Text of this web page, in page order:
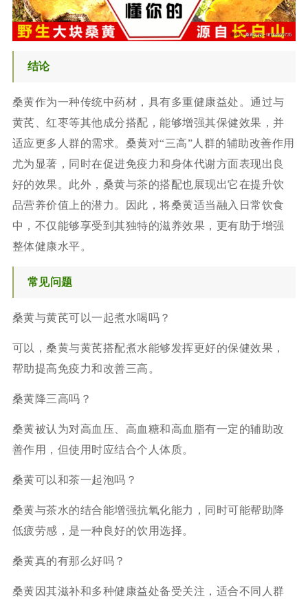
结论
桑黄作为一种传统中药材，具有多重健康益处。通过与
黄芪、红枣等其他成分搭配，能够增强其保健效果，并
适应更多人群的需求。桑黄对“三高”人群的辅助改善作用
尤为显著，同时在促进免疫力和身体代谢方面表现出良
好的效果。此外，桑黄与茶的搭配也展现出它在提升饮
品营养价值上的潜力。因此，将桑黄适当融入日常饮食
中，不仅能够享受到其独特的滋养效果，更有助于增强
整体健康水平。
常见问题
桑黄与黄芪可以一起煮水喝吗？
可以，桑黄与黄芪搭配煮水能够发挥更好的保健效果，
帮助提高免疫力和改善三高。
桑黄降三高吗？
桑黄被认为对高血压、高血糖和高血脂有一定的辅助改
善作用，但使用时应结合个人体质。
桑黄可以和茶一起泡吗？
桑黄与茶水的结合能增强抗氧化能力，同时可能帮助降
低疲劳感，是一种良好的饮用选择。
桑黄真的有那么好吗？
桑黄因其滋补和多种健康益处备受关注，适合不同人群